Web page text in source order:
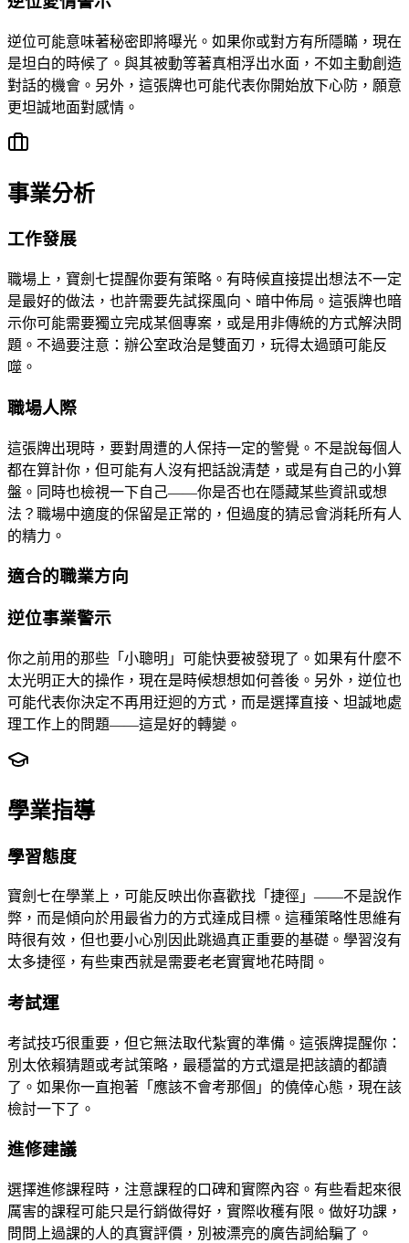
逆位可能意味著秘密即將曝光。如果你或對方有所隱瞞，現在
是坦白的時候了。與其被動等著真相浮出水面，不如主動創造
對話的機會。另外，這張牌也可能代表你開始放下心防，願意
更坦誠地面對感情。
事業分析
工作發展
職場上，寶劍七提醒你要有策略。有時候直接提出想法不一定
是最好的做法，也許需要先試探風向、暗中佈局。這張牌也暗
示你可能需要獨立完成某個專案，或是用非傳統的方式解決問
題。不過要注意：辦公室政治是雙面刃，玩得太過頭可能反
噬。
職場人際
這張牌出現時，要對周遭的人保持一定的警覺。不是說每個人
都在算計你，但可能有人沒有把話說清楚，或是有自己的小算
盤。同時也檢視一下自己——你是否也在隱藏某些資訊或想
法？職場中適度的保留是正常的，但過度的猜忌會消耗所有人
的精力。
適合的職業方向
逆位事業警示
你之前用的那些「小聰明」可能快要被發現了。如果有什麼不
太光明正大的操作，現在是時候想想如何善後。另外，逆位也
可能代表你決定不再用迂迴的方式，而是選擇直接、坦誠地處
理工作上的問題——這是好的轉變。
學業指導
學習態度
寶劍七在學業上，可能反映出你喜歡找「捷徑」——不是說作
弊，而是傾向於用最省力的方式達成目標。這種策略性思維有
時很有效，但也要小心別因此跳過真正重要的基礎。學習沒有
太多捷徑，有些東西就是需要老老實實地花時間。
考試運
考試技巧很重要，但它無法取代紮實的準備。這張牌提醒你：
別太依賴猜題或考試策略，最穩當的方式還是把該讀的都讀
了。如果你一直抱著「應該不會考那個」的僥倖心態，現在該
檢討一下了。
進修建議
選擇進修課程時，注意課程的口碑和實際內容。有些看起來很
厲害的課程可能只是行銷做得好，實際收穫有限。做好功課，
問問上過課的人的真實評價，別被漂亮的廣告詞給騙了。